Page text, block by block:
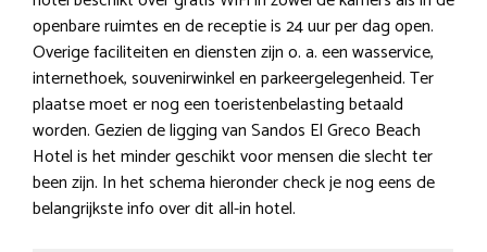
openbare ruimtes en de receptie is 24 uur per dag open.
Overige faciliteiten en diensten zijn o. a. een wasservice,
internethoek, souvenirwinkel en parkeergelegenheid. Ter
plaatse moet er nog een toeristenbelasting betaald
worden. Gezien de ligging van Sandos El Greco Beach
Hotel is het minder geschikt voor mensen die slecht ter
been zijn. In het schema hieronder check je nog eens de
belangrijkste info over dit all-in hotel.